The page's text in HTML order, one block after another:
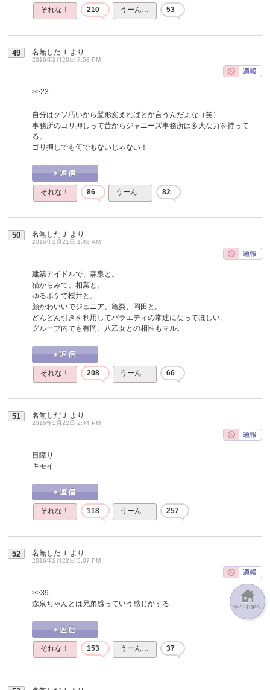
それな！ 210 うーん… 53
49 名無しだＪ より
2016年2月20日 7:58 PM
>>23
自分はクソ汚いから髪形変えればとか言うんだよな（笑）
事務所のゴリ押しって昔からジャニーズ事務所は多大な力を持って
る。
ゴリ押しでも何でもないじゃない！
それな！ 86 うーん… 82
50 名無しだＪ より
2016年2月21日 1:48 AM
建築アイドルで、森泉と。
猫からみで、相葉と。
ゆるボケで桜井と。
顔かわいいでジュニア、亀梨、岡田と。
どんどん引きを利用してバラエティの常連になってほしい。
グループ内でも有岡、八乙女との相性もマル。
それな！ 208 うーん… 66
51 名無しだＪ より
2016年2月22日 2:44 PM
目障り
キモイ
それな！ 118 うーん… 257
52 名無しだＪ より
2016年2月22日 5:07 PM
>>39
森泉ちゃんとは兄弟感っていう感じがする
それな！ 153 うーん… 37